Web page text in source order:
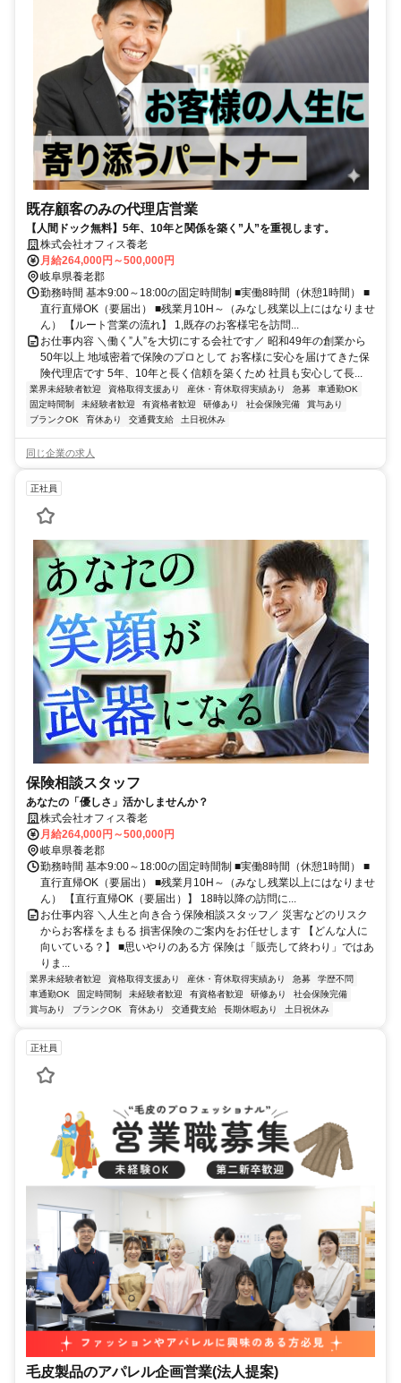
既存顧客のみの代理店営業
【人間ドック無料】5年、10年と関係を築く”人”を重視します。
株式会社オフィス養老
月給264,000円～500,000円
岐阜県養老郡
勤務時間 基本9:00～18:00の固定時間制 ■実働8時間（休憩1時間） ■
直行直帰OK（要届出） ■残業月10H～（みなし残業以上にはなりませ
ん） 【ルート営業の流れ】 1,既存のお客様宅を訪問...
お仕事内容 ＼働く”人”を大切にする会社です／ 昭和49年の創業から
50年以上 地域密着で保険のプロとして お客様に安心を届けてきた保
険代理店です 5年、10年と長く信頼を築くため 社員も安心して長...
業界未経験者歓迎 資格取得支援あり 産休・育休取得実績あり 急募
車通勤OK
固定時間制
未経験者歓迎 有資格者歓迎 研修あり 社会保険完備
賞与あり
ブランクOK
育休あり 交通費支給 土日祝休み
同じ企業の求人
正社員
保険相談スタッフ
あなたの「優しさ」活かしませんか？
株式会社オフィス養老
月給264,000円～500,000円
岐阜県養老郡
勤務時間 基本9:00～18:00の固定時間制 ■実働8時間（休憩1時間） ■
直行直帰OK（要届出） ■残業月10H～（みなし残業以上にはなりませ
ん） 【直行直帰OK（要届出）】 18時以降の訪問に...
お仕事内容 ＼人生と向き合う保険相談スタッフ／ 災害などのリスク
からお客様をまもる 損害保険のご案内をお任せします 【どんな人に
向いている？】 ■思いやりのある方 保険は「販売して終わり」ではあ
りま...
業界未経験者歓迎 資格取得支援あり 産休・育休取得実績あり 急募
学歴不問
車通勤OK
固定時間制 未経験者歓迎 有資格者歓迎 研修あり
社会保険完備
賞与あり
ブランクOK 育休あり 交通費支給 長期休暇あり 土日祝休み
正社員
毛皮製品のアパレル企画営業(法人提案)